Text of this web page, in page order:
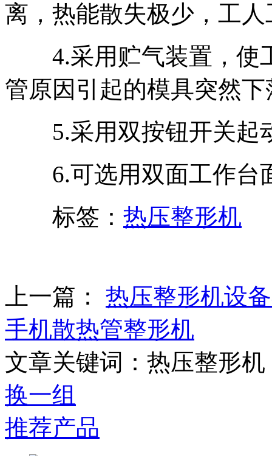
离，热能散失极少，工
4.采用贮气装置，使
管原因引起的模具突然
5.采用双按钮开关起
6.可选用双面工作台
标签： 热压整形机
上一篇： 热压整形机设
手机散热管整形机
文章关键词：热压整形机
换一组
推荐产品